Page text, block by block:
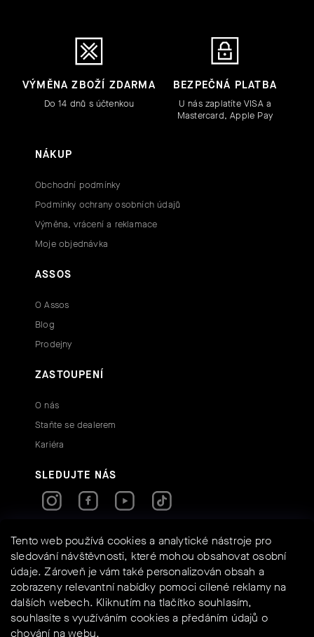
Tento web používá cookies a analytické nástroje pro
sledování návštěvnosti, které mohou obsahovat osobní
údaje. Zároveň je vám také personalizován obsah a
zobrazeny relevantní nabídky pomoci cílené reklamy na
dalších webech. Kliknutím na tlačítko souhlasím,
souhlasíte s využíváním cookies a předáním údajů o
chování na webu.
VÝMĚNA ZBOŽÍ ZDARMA
Do 14 dnů s účtenkou
BEZPEČNÁ PLATBA
U nás zaplatíte VISA a
Mastercard, Apple Pay
NÁKUP
Obchodní podmínky
Podmínky ochrany osobních údajů
Výměna, vrácení a reklamace
Moje objednávka
ASSOS
O Assos
Blog
Prodejny
ZASTOUPENÍ
O nás
Staňte se dealerem
Kariéra
SLEDUJTE NÁS
RYCHLÉ KONTAKTY
info@assos-shop.cz
+420 605 234 525
Powered by
Shoptet